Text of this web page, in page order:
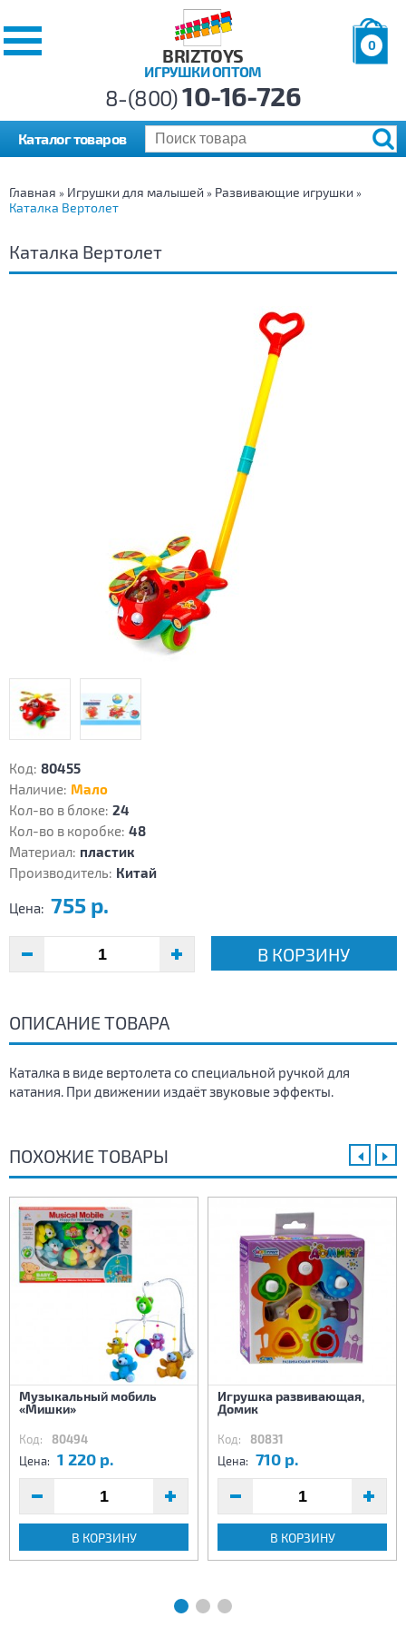
BRIZTOYS
ИГРУШКИ ОПТОМ
0
р.
8-(800)10-16-726
Каталог товаров
Главная » Игрушки для малышей » Развивающие игрушки »
Каталка Вертолет
Каталка Вертолет
Код: 80455
Наличие: Мало
Кол-во в блоке: 24
Кол-во в коробке: 48
Материал: пластик
Производитель: Китай
Цена: 755 р.
В КОРЗИНУ
ОПИСАНИЕ ТОВАРА
Каталка в виде вертолета со специальной ручкой для
катания. При движении издаёт звуковые эффекты.
ПОХОЖИЕ ТОВАРЫ
Музыкальный мобиль
«Мишки»
Код: 80494
Цена: 1 220 р.
В КОРЗИНУ
Игрушка развивающая,
Домик
Код: 80831
Цена: 710 р.
В КОРЗИНУ